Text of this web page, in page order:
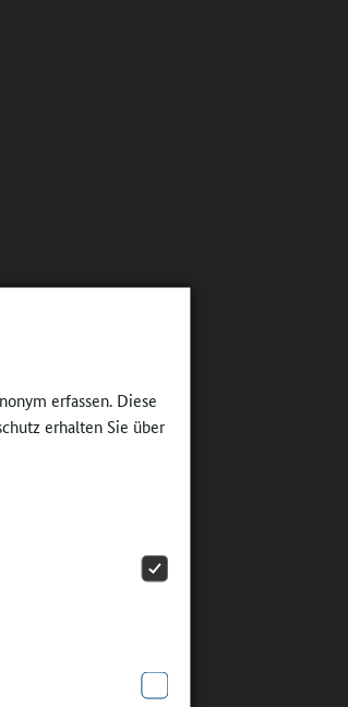
erfassen. Diese
erhalten Sie über